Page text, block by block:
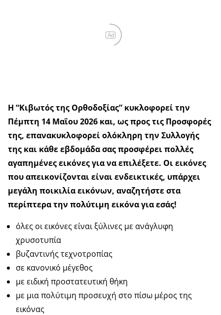
Ad
Η “Κιβωτός της Ορθοδοξίας” κυκλοφορεί την
Πέμπτη 14 Μαΐου 2026 και, ως προς τις Προσφορές
της, επανακυκλοφορείολόκληρη την Συλλογής
της και κάθε εβδομάδασας προσφέρει πολλές
αγαπημένες εικόνεςγια να επιλέξετε. Οι εικόνες
που απεικονίζονται είναι ενδεικτικές, υπάρχει
μεγάλη ποικιλία εικόνων, αναζητήστε στα
περίπτερα την πολύτιμη εικόνα για εσάς!
όλες οι εικόνες είναι ξύλινες με ανάγλυφη
χρυσοτυπία
βυζαντινής τεχνοτροπίας
σε κανονικό μέγεθος
με ειδική προστατευτική θήκη
με μια πολύτιμη προσευχή στο πίσω μέρος της
εικόνας